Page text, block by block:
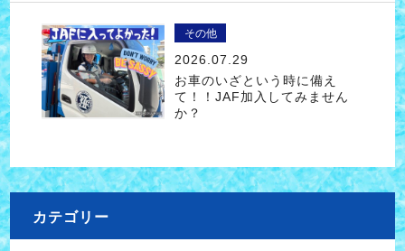
その他
2026.07.29
お車のいざという時に備え
て！！JAF加入してみません
か？
カテゴリー